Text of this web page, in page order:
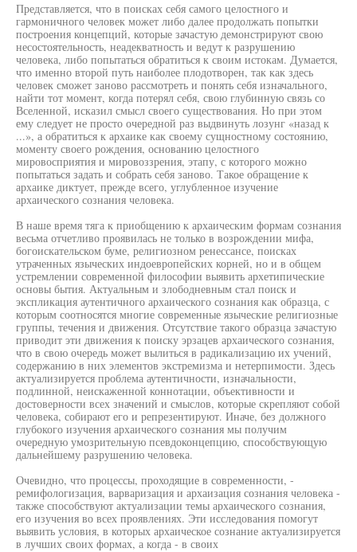
Представляется, что в поисках себя самого целостного и
гармоничного человек может либо далее продолжать попытки
построения концепций, которые зачастую демонстрируют свою
несостоятельность, неадекватность и ведут к разрушению
человека, либо попытаться обратиться к своим истокам. Думается,
что именно второй путь наиболее плодотворен, так как здесь
человек сможет заново рассмотреть и понять себя изначального,
найти тот момент, когда потерял себя, свою глубинную связь со
Вселенной, исказил смысл своего существования. Но при этом
ему следует не просто очередной раз выдвинуть лозунг «назад к
...», а обратиться к архаике как своему сущностному состоянию,
моменту своего рождения, основанию целостного
мировосприятия и мировоззрения, этапу, с которого можно
попытаться задать и собрать себя заново. Такое обращение к
архаике диктует, прежде всего, углубленное изучение
архаического сознания человека.
В наше время тяга к приобщению к архаическим формам сознания
весьма отчетливо проявилась не только в возрождении мифа,
богоискательском буме, религиозном ренессансе, поисках
утраченных языческих индоевропейских корней, но и в общем
устремлении современной философии выявить архетипические
основы бытия. Актуальным и злободневным стал поиск и
экспликация аутентичного архаического сознания как образца, с
которым соотносятся многие современные языческие религиозные
группы, течения и движения. Отсутствие такого образца зачастую
приводит эти движения к поиску эрзацев архаического сознания,
что в свою очередь может вылиться в радикализацию их учений,
содержанию в них элементов экстремизма и нетерпимости. Здесь
актуализируется проблема аутентичности, изначальности,
подлинной, неискаженной коннотации, объективности и
достоверности всех значений и смыслов, которые скрепляют собой
человека, собирают его и репрезентируют. Иначе, без должного
глубокого изучения архаического сознания мы получим
очередную умозрительную псевдоконцепцию, способствующую
дальнейшему разрушению человека.
Очевидно, что процессы, проходящие в современности, -
ремифологизация, варваризация и архаизация сознания человека -
также способствуют актуализации темы архаического сознания,
его изучения во всех проявлениях. Эти исследования помогут
выявить условия, в которых архаическое сознание актуализируется
в лучших своих формах, а когда - в своих